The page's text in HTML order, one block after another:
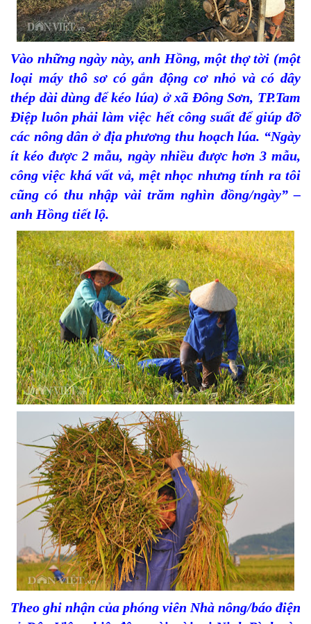
Vào những ngày này, anh Hồng, một thợ tời (một
loại máy thô sơ có gắn động cơ nhỏ và có dây
thép dài dùng để kéo lúa) ở xã Đông Sơn, TP.Tam
Điệp luôn phải làm việc hết công suất để giúp đỡ
các nông dân ở địa phương thu hoạch lúa. “Ngày
ít kéo được 2 mẫu, ngày nhiều được hơn 3 mẫu,
công việc khá vất vả, mệt nhọc nhưng tính ra tôi
cũng có thu nhập vài trăm nghìn đồng/ngày” –
anh Hồng tiết lộ.
Theo ghi nhận của phóng viên Nhà nông/báo điện